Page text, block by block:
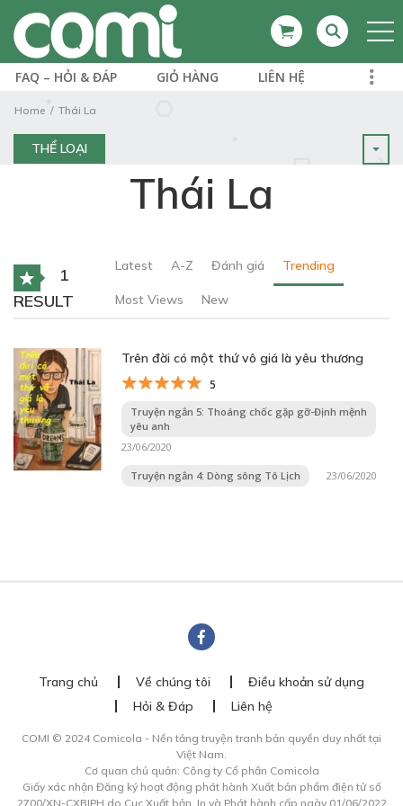
FAQ – HỎI & ĐÁP GIỎ HÀNG LIÊN HỆ
Home Thái La
THỂ LOẠI
Thái La
1
RESULT
Latest A-Z Đánh giá Trending
Most Views New
Trên đời có một thứ vô giá là yêu thương
5
Truyện ngắn 5: Thoáng chốc gặp gỡ-Định mệnh
yêu anh
23/06/2020
Truyện ngắn 4: Dòng sông Tô Lịch 23/06/2020
Trang chủ Về chúng tôi
Điều khoản sử dụng
Hỏi & Đáp
Liên hệ
COMI © 2024 Comicola - Nền tảng truyện tranh bản quyền duy nhất tại
Việt Nam.
Cơ quan chủ quản: Công ty Cổ phần Comicola
Giấy xác nhận Đăng ký hoạt động phát hành Xuất bản phẩm điện tử số
2700/XN-CXBIPH do Cục Xuất bản, In và Phát hành cấp ngày 01/06/2022